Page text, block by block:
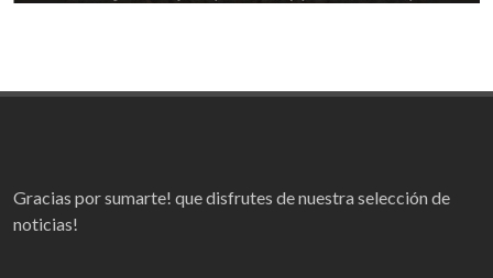
Gracias por sumarte! que disfrutes de nuestra selección de
noticias!